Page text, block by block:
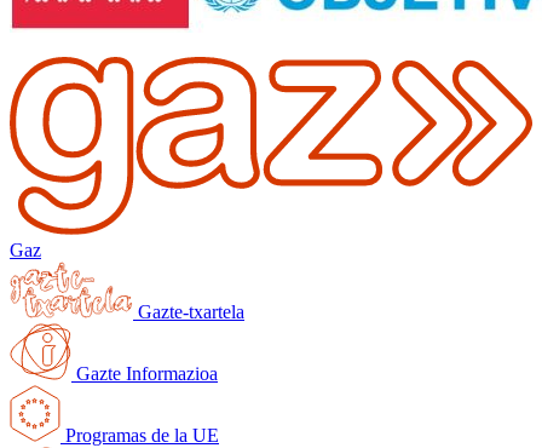
Gaz
Gazte-txartela
Gazte Informazioa
Programas de la UE